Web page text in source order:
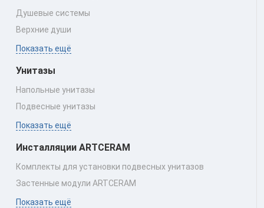
Душевые системы
Верхние души
Показать ещё
Унитазы
Напольные унитазы
Подвесные унитазы
Показать ещё
Инсталляции ARTCERAM
Комплекты для установки подвесных унитазов
Застенные модули ARTCERAM
Показать ещё